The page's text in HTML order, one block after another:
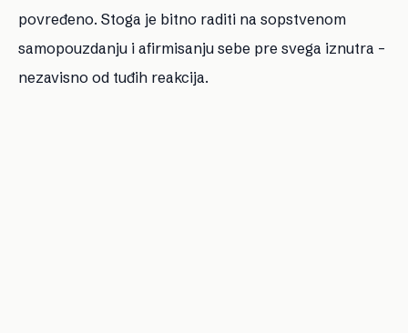
povređeno. Stoga je bitno raditi na sopstvenom
samopouzdanju i afirmisanju sebe pre svega iznutra –
nezavisno od tuđih reakcija.